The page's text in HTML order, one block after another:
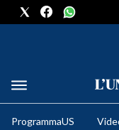
METEO
ProgrammaUS